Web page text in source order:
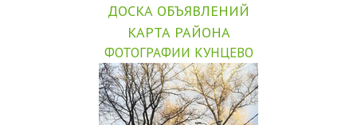
ДОСКА ОБЪЯВЛЕНИЙ
КАРТА РАЙОНА
ФОТОГРАФИИ КУНЦЕВО